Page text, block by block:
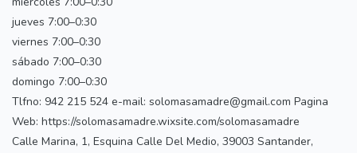
jueves 7:00–0:30
viernes 7:00–0:30
sábado 7:00–0:30
domingo 7:00–0:30
Tlfno: 942 215 524 e-mail: solomasamadre@gmail.com Pagina
Web: https://solomasamadre.wixsite.com/solomasamadre
Calle Marina, 1, Esquina Calle Del Medio, 39003 Santander,